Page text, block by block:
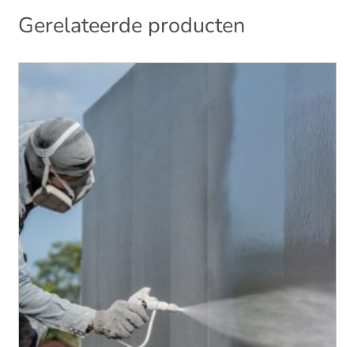
Gerelateerde producten